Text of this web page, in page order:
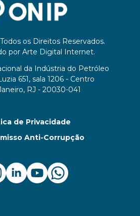
os Direitos Reservados.
por Arte Digital Internet.
da Indústria do Petróleo
651, sala 1206 - Centro
RJ - 20030-041
de Privacidade
Anti-Corrupção